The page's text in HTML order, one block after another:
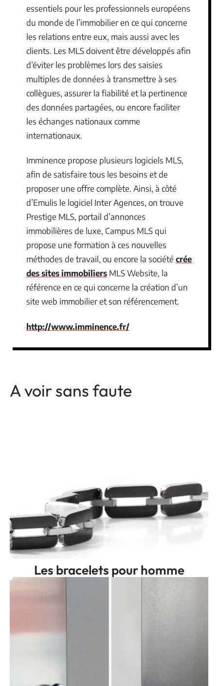
essentiels pour les professionnels européens
du monde de l’immobilier en ce qui concerne
les relations entre eux, mais aussi avec les
clients. Les MLS doivent être développés afin
d’éviter les problèmes lors des saisies
multiples de données à transmettre à ses
collègues, assurer la fiabilité et la pertinence
des données partagées, ou encore faciliter
les échanges nationaux comme
internationaux.
Imminence propose plusieurs logiciels MLS,
afin de satisfaire tous les besoins et de
proposer une offre complète. Ainsi, à côté
d’Emulis le logiciel Inter Agences, on trouve
Prestige MLS, portail d’annonces
immobilières de luxe, Campus MLS qui
propose une formation à ces nouvelles
méthodes de travail, ou encore la société crée
des sites immobiliers MLS Website, la
référence en ce qui concerne la création d’un
site web immobilier et son référencement.
http://www.imminence.fr/
A voir sans faute
Les bracelets pour homme